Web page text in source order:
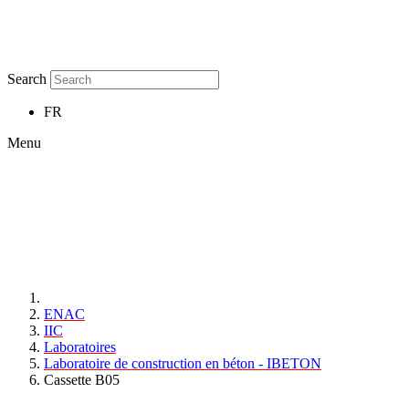
Search
FR
Menu
ENAC
IIC
Laboratoires
Laboratoire de construction en béton - IBETON
Cassette B05